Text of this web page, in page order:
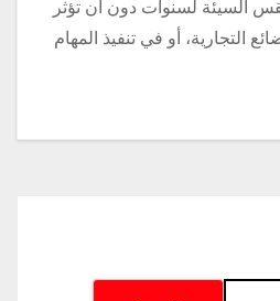
السيئة لسنوات دون أن تؤثر
التجارية، أو في تنفيذ المهام